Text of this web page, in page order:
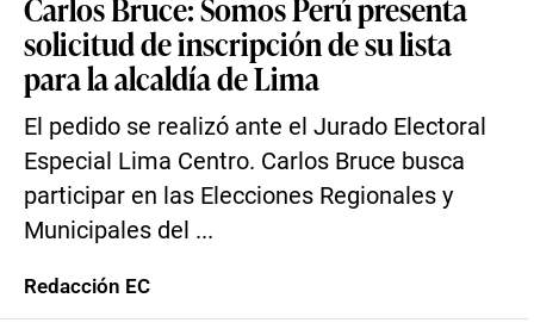
solicitud de inscripción de su lista
para la alcaldía de Lima
El pedido se realizó ante el Jurado Electoral
Especial Lima Centro. Carlos Bruce busca
participar en las Elecciones Regionales y
Municipales del ...
Redacción EC